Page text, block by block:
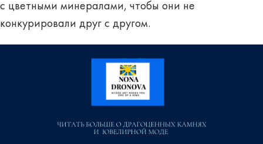
с цветными минералами, чтобы они не
конкурировали друг с другом.